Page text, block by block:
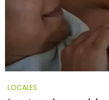
LOCALES